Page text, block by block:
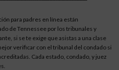
para padres en línea están
de Tennessee por los tribunales y
si se te exige que asistas a una clase
verificar con el tribunal del condado si
Cada estado, condado, y juez